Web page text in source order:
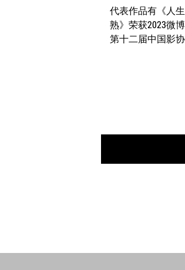
代表作品有《人
熟》荣获2023微
第十二届中国影